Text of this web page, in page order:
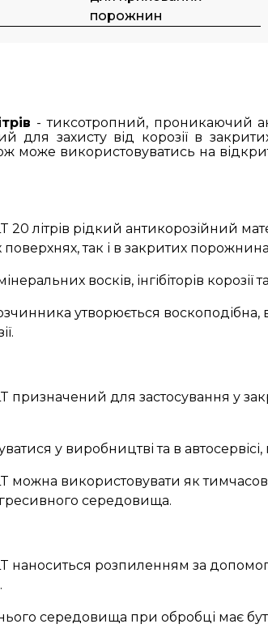
порожнин
- тиксотропний, проникаючий
для захисту від корозії в
може використовуватись на
літрів рідкий антикорозійний
так і в закритих
восків, інгібіторів
утворюється воскоподібна,
для застосування у
у виробництві та в
використовувати як
середовища.
розпиленням за
середовища при обробці має бути